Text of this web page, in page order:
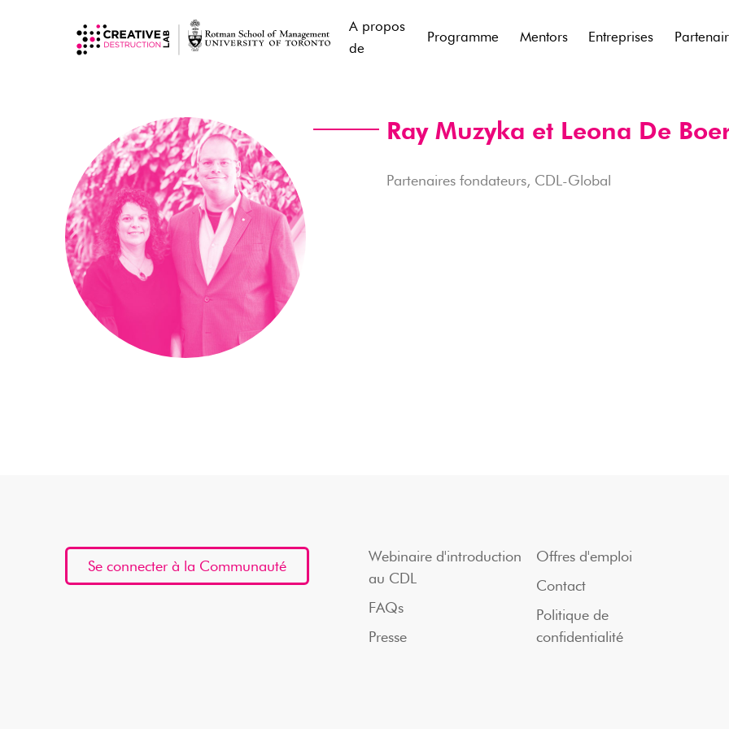
A propos
de
Programme Mentors Entreprises
Ray Muzyka et Leona De
Partenaires fondateurs, CDL-Global
Se connecter à la Communauté
Webinaire d'introduction
au CDL
FAQs
Presse
Offres d'emploi
Contact
Politique de
confidentialité